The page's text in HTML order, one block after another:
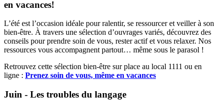
en vacances!
L’été est l’occasion idéale pour ralentir, se ressourcer et veiller à son
bien-être. À travers une sélection d’ouvrages variés, découvrez des
conseils pour prendre soin de vous, rester actif et vous relaxer. Nos
ressources vous accompagnent partout… même sous le parasol !
Retrouvez cette sélection bien-être sur place au local 1111 ou en
ligne : Prenez soin de vous, même en vacances
Juin - Les troubles du langage